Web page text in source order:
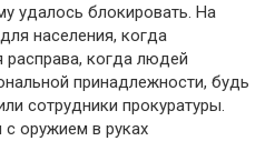
удалось блокировать. На
населения, когда
расправа, когда людей
принадлежности, будь
сотрудники прокуратуры.
оружием в руках